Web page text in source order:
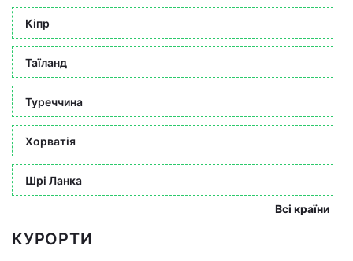
Кіпр
Таїланд
Туреччина
Хорватія
Шрі Ланка
Всі країни
КУРОРТИ